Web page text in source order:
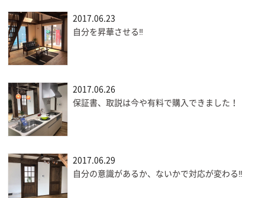
2017.06.23
自分を昇華させる‼
2017.06.26
保証書、取説は今や有料で購入できました！
2017.06.29
自分の意識があるか、ないかで対応が変わる‼